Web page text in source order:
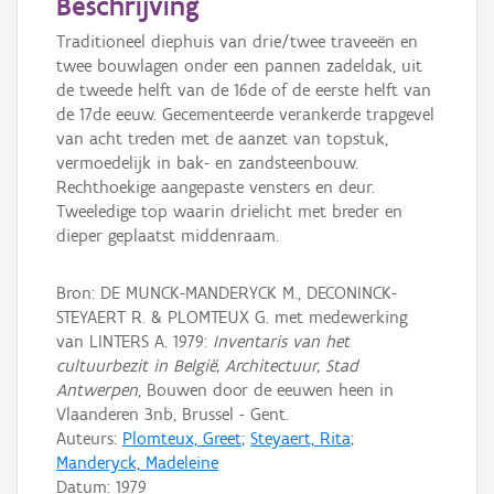
Traditioneel diephuis van drie/twee traveeën en
twee bouwlagen onder een pannen zadeldak, uit
de tweede helft van de 16de of de eerste helft van
de 17de eeuw. Gecementeerde verankerde trapgevel
van acht treden met de aanzet van topstuk,
vermoedelijk in bak- en zandsteenbouw.
Rechthoekige aangepaste vensters en deur.
Tweeledige top waarin drielicht met breder en
dieper geplaatst middenraam.
Bron: DE MUNCK-MANDERYCK M., DECONINCK-
STEYAERT R. & PLOMTEUX G. met medewerking
van LINTERS A. 1979: Inventaris van het
cultuurbezit in België, Architectuur, Stad
Antwerpen, Bouwen door de eeuwen heen in
Vlaanderen 3nb, Brussel - Gent.
Auteurs: Plomteux, Greet; Steyaert, Rita;
Manderyck, Madeleine
Datum: 1979